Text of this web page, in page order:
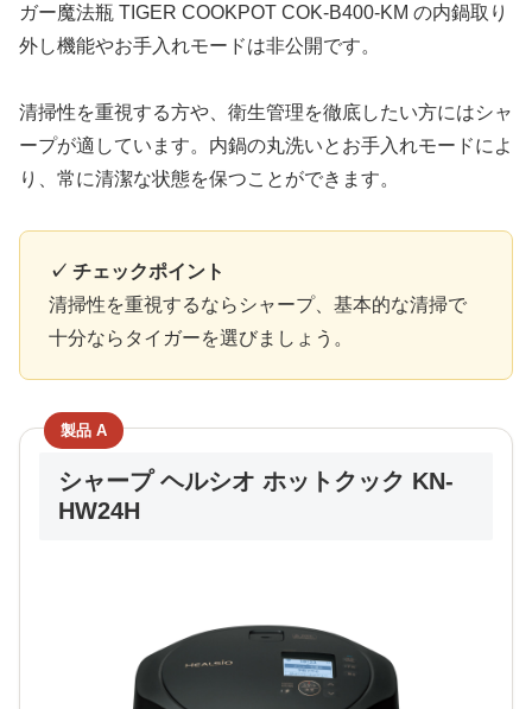
ガー魔法瓶 TIGER COOKPOT COK-B400-KM の内鍋取り
外し機能やお手入れモードは非公開です。
清掃性を重視する方や、衛生管理を徹底したい方にはシャ
ープが適しています。内鍋の丸洗いとお手入れモードによ
り、常に清潔な状態を保つことができます。
✓ チェックポイント
清掃性を重視するならシャープ、基本的な清掃で
十分ならタイガーを選びましょう。
製品 A
シャープ ヘルシオ ホットクック KN-
HW24H